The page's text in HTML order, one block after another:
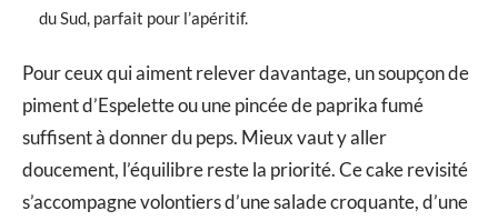
du Sud, parfait pour l’apéritif.
Pour ceux qui aiment relever davantage, un soupçon de
piment d’Espelette ou une pincée de paprika fumé
suffisent à donner du peps. Mieux vaut y aller
doucement, l’équilibre reste la priorité. Ce cake revisité
s’accompagne volontiers d’une salade croquante, d’une